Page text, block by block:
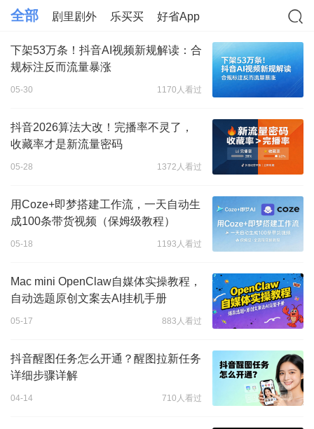
全部 剧里剧外 乐买买 好省App
下架53万条！抖音AI视频新规解读：合
规标注反而流量暴涨
05-30 1170人看过
抖音2026算法大改！完播率不灵了，
收藏率才是新流量密码
05-28 1372人看过
用Coze+即梦搭建工作流，一天自动生
成100条带货视频（保姆级教程）
05-18 1193人看过
Mac mini OpenClaw自媒体实操教程，
自动选题原创文案去AI挂机手册
05-17 883人看过
抖音醒图任务怎么开通？醒图拉新任务
详细步骤详解
04-14 710人看过